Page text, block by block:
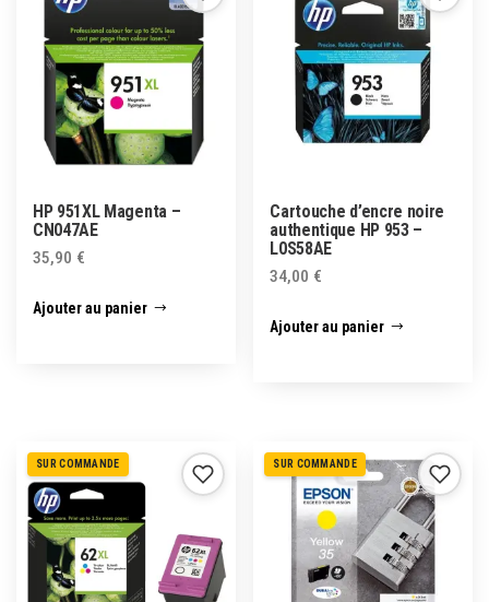
HP 951XL Magenta –
CN047AE
35,90 €
Ajouter au panier
Cartouche d’encre noire
authentique HP 953 –
L0S58AE
34,00 €
Ajouter au panier
SUR COMMANDE SUR COMMANDE